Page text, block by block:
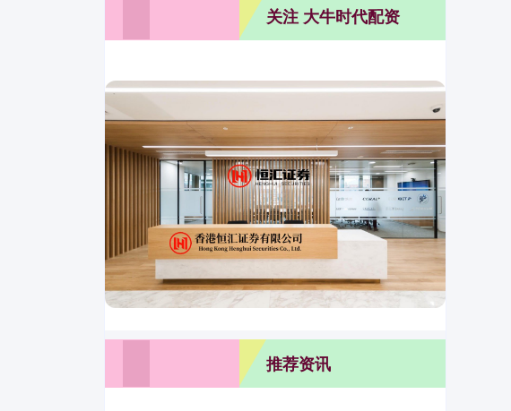
关注 大牛时代配资
推荐资讯